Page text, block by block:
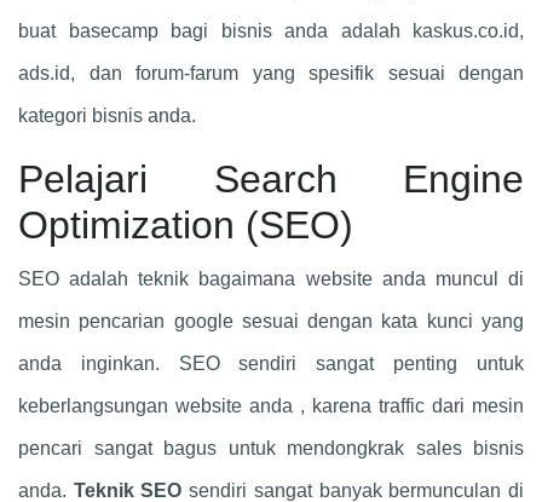
buat basecamp bagi bisnis anda adalah kaskus.co.id,
ads.id, dan forum-farum yang spesifik sesuai dengan
kategori bisnis anda.
Pelajari Search Engine
Optimization (SEO)
SEO adalah teknik bagaimana website anda muncul di
mesin pencarian google sesuai dengan kata kunci yang
anda inginkan. SEO sendiri sangat penting untuk
keberlangsungan website anda , karena traffic dari mesin
pencari sangat bagus untuk mendongkrak sales bisnis
anda. Teknik SEO sendiri sangat banyak bermunculan di